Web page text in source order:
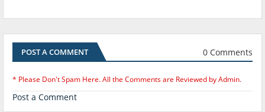
POST A COMMENT 0 Comments
* Please Don't Spam Here. All the Comments are Reviewed by Admin.
Post a Comment